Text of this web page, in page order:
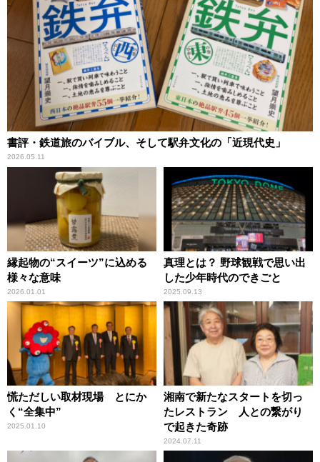
書評・鉄道旅のバイブル、そして駅弁文化の「近現代史」
2026.05.11
縁起物の“スイーツ”に込める
様々な意味
2026.01.01
真理とは？ 野球観戦で思い出
した少年時代のできごと
2025.09.13
慌ただしい取材現場 とにか
く“全集中”
2025.01.10
湘南で新たなスタートを切っ
たレストラン 人との繋がり
で起きた奇跡
2024.07.11